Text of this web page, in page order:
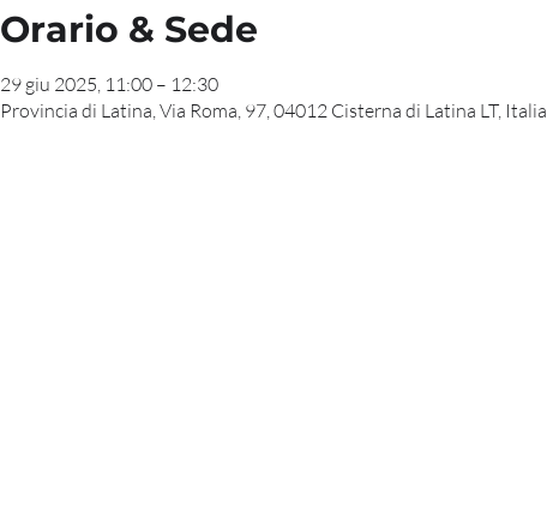
Orario & Sede
29 giu 2025, 11:00 – 12:30
Provincia di Latina, Via Roma, 97, 04012 Cisterna di Latina LT, Italia